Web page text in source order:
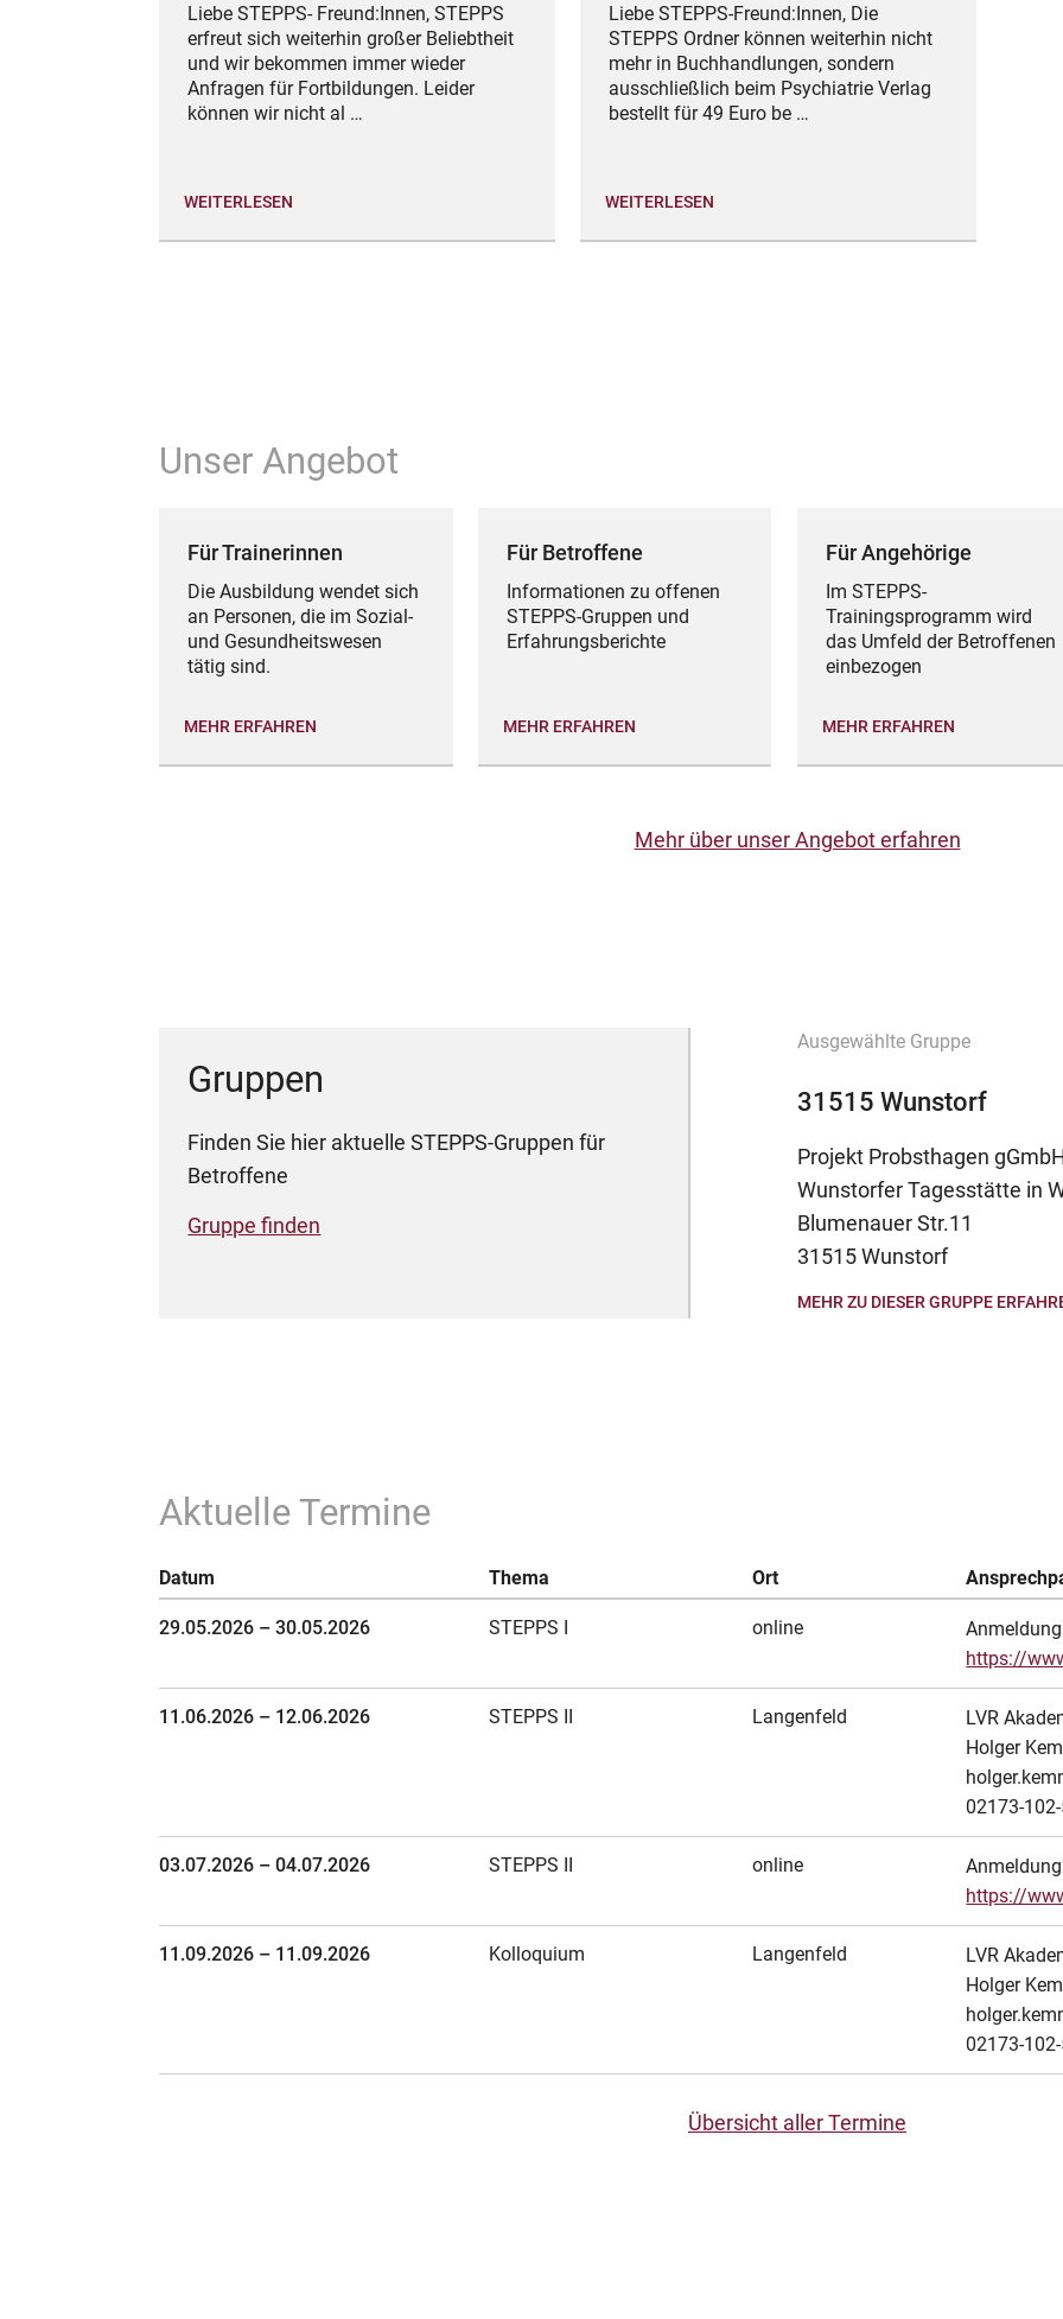
Liebe STEPPS- Freund:Innen, STEPPS
erfreut sich weiterhin großer Beliebtheit
und wir bekommen immer wieder
Anfragen für Fortbildungen. Leider
können wir nicht al …
WEITERLESEN
Liebe STEPPS-Freund:Innen, Die
STEPPS Ordner können weiterhin nicht
mehr in Buchhandlungen, sondern
ausschließlich beim Psychiatrie Verlag
bestellt für 49 Euro be …
WEITERLESEN
Unser Angebot
Für Trainerinnen
Die Ausbildung wendet sich
an Personen, die im Sozial-
und Gesundheitswesen
tätig sind.
MEHR ERFAHREN
Für Betroffene
Informationen zu offenen
STEPPS-Gruppen und
Erfahrungsberichte
MEHR ERFAHREN
Für Angehörige
Im STEPPS-
Trainingsprogramm wird
das Umfeld der Betroffenen
einbezogen
MEHR ERFAHREN
Mehr über unser Angebot erfahren
Gruppen
Finden Sie hier aktuelle STEPPS-Gruppen für
Betroffene
Gruppe finden
Ausgewählte Gruppe
31515 Wunstorf
Projekt Probsthagen
Wunstorfer Tagesstätte in
Blumenauer Str.11
31515 Wunstorf
MEHR ZU DIESER GRUPPE
Aktuelle Termine
Datum Thema Ort
29.05.2026 – 30.05.2026 STEPPS I online
https://
11.06.2026 – 12.06.2026 STEPPS II Langenfeld
LVR
Holger
02173-
03.07.2026 – 04.07.2026 STEPPS II online
https://
11.09.2026 – 11.09.2026 Kolloquium Langenfeld
LVR
Holger
02173-
Übersicht aller Termine